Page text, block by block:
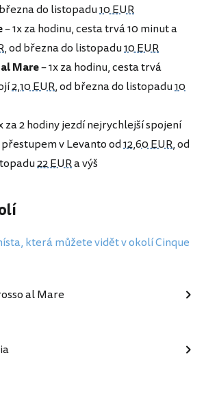
do listopadu10 EUR
– 1x za hodinu, cesta trvá 10 minut a
, od března do listopadu10 EUR
Mare– 1x za hodinu, cesta trvá
2,10 EUR, od března do listopadu10
za 2 hodiny jezdí nejrychlejší spojení
přestupem v Levanto od12,60 EUR, od
22 EURa výš
která můžete vidět v okolí Cinque
al Mare